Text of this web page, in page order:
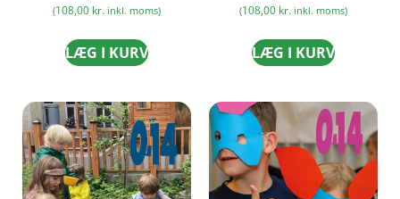
(108,00 kr. inkl. moms)
LÆG I KURV
(108,00 kr.inkl. moms)
LÆG I KURV